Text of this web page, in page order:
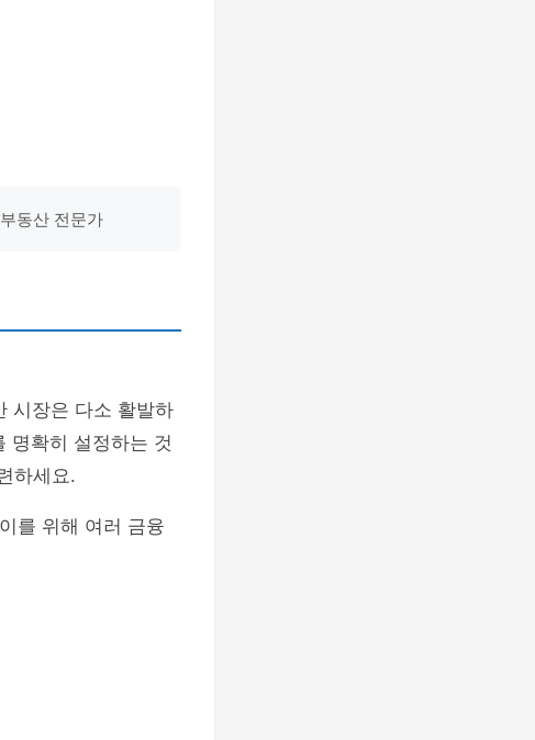
동산 전문가
시장은 다소 활발하
명확히 설정하는 것
하세요.
를 위해 여러 금융